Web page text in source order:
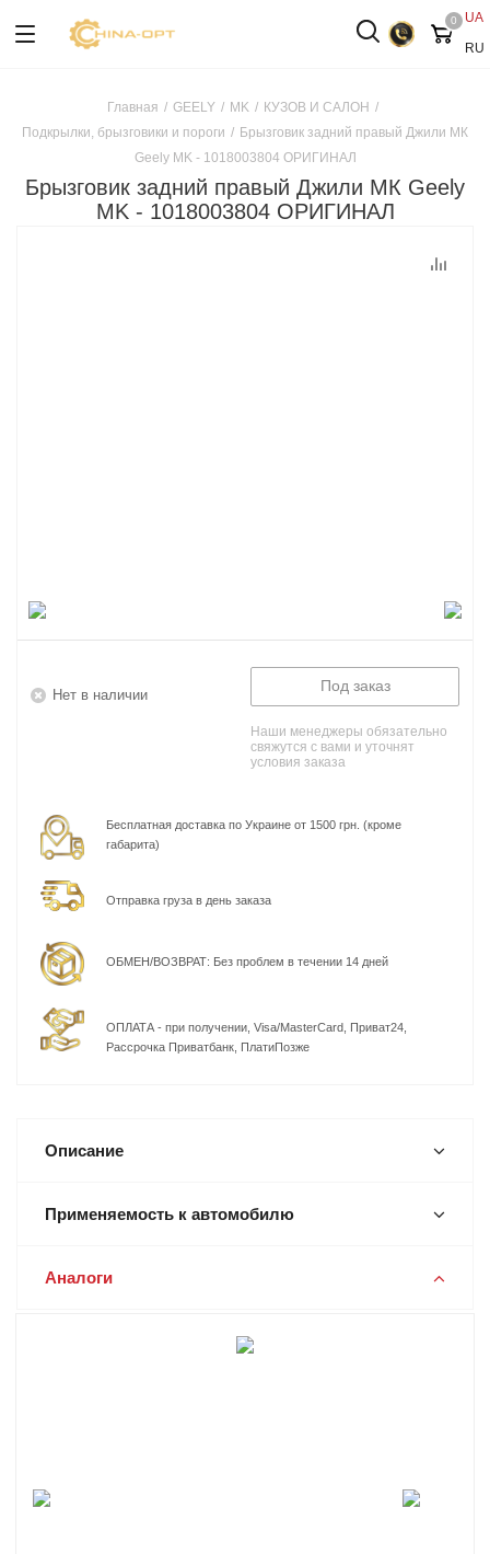
UA
RU
0
Главная / GEELY / MK / КУЗОВ И САЛОН /
Подкрылки, брызговики и пороги / Брызговик задний правый Джили МК
Geely MK - 1018003804 ОРИГИНАЛ
Брызговик задний правый Джили МК Geely
MK - 1018003804 ОРИГИНАЛ
Нет в наличии
Под заказ
Наши менеджеры обязательно
свяжутся с вами и уточнят
условия заказа
Бесплатная доставка по Украине от 1500 грн. (кроме
габарита)
Отправка груза в день заказа
ОБМЕН/ВОЗВРАТ: Без проблем в течении 14 дней
ОПЛАТА - при получении, Visa/MasterCard, Приват24,
Рассрочка Приватбанк, ПлатиПозже
Описание
Применяемость к автомобилю
Аналоги